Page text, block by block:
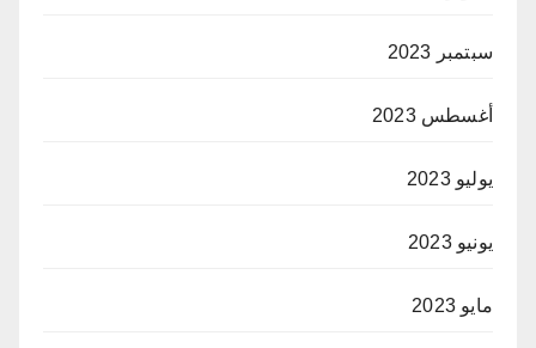
سبتمبر 2023
أغسطس 2023
يوليو 2023
يونيو 2023
مايو 2023